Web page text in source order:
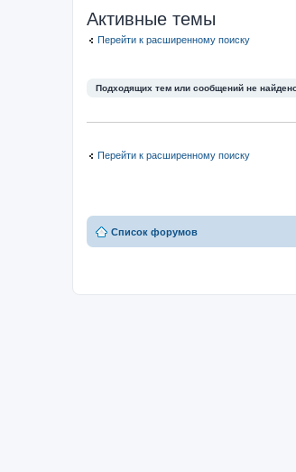
Активные темы
Перейти к расширенному поиску
Подходящих тем или сообщений не
Перейти к расширенному поиску
Список форумов